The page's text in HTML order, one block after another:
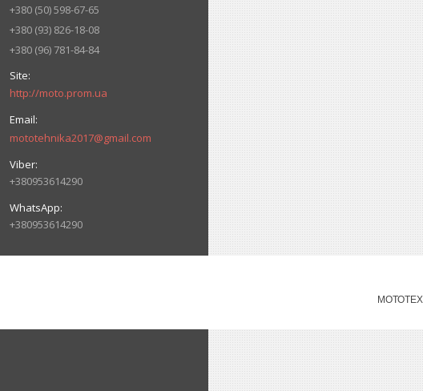
+380 (50) 598-67-65
+380 (93) 826-18-08
+380 (96) 781-84-84
http://moto.prom.ua
mototehnika2017@gmail.com
+380953614290
+380953614290